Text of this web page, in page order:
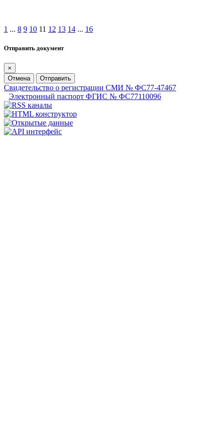
1 ... 8 9 10 11 12 13 14 ... 16
Отправить документ
×
Отмена
Отправить
Свидетельство о регистрации СМИ № ФС77-47467
Электронный паспорт ФГИС № ФС77110096